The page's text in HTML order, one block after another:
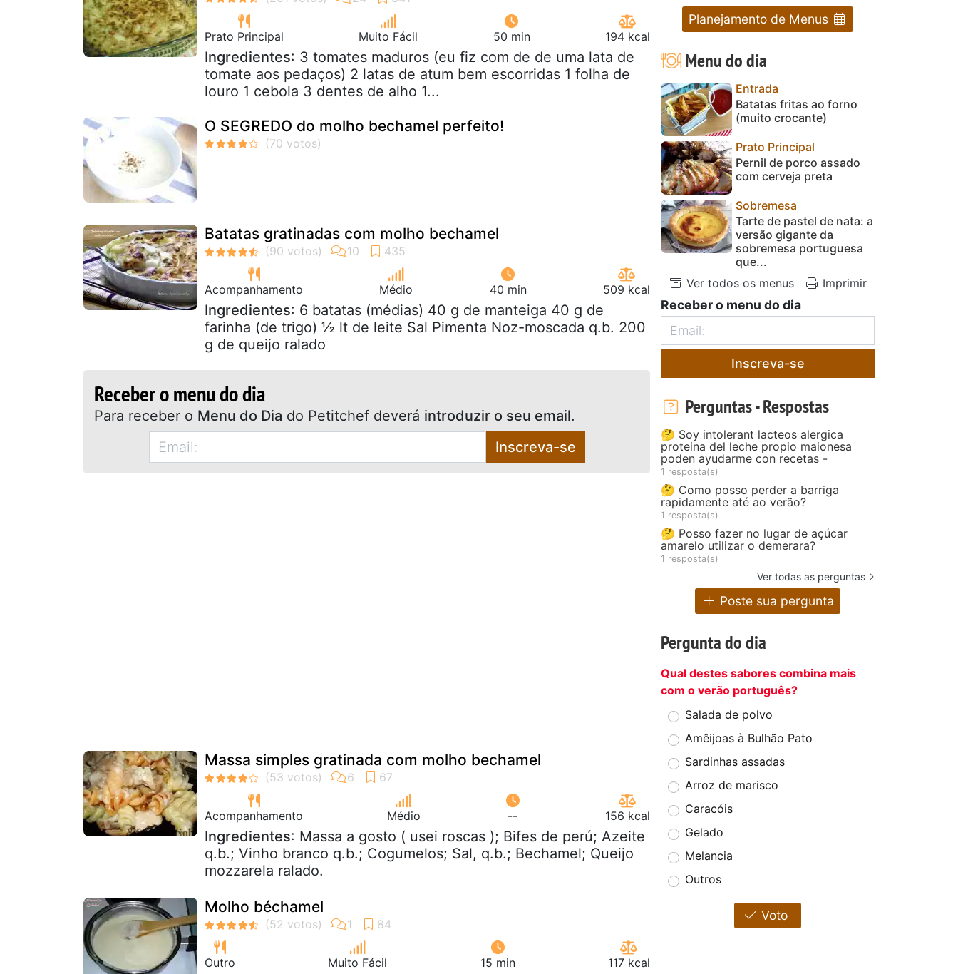
Prato Principal Muito Fácil 50 min 194 kcal
Ingredientes: 3 tomates maduros (eu fiz com de de uma lata de
tomate aos pedaços) 2 latas de atum bem escorridas 1 folha de
louro 1 cebola 3 dentes de alho 1...
O SEGREDO do molho bechamel perfeito!
Batatas gratinadas com molho bechamel
Acompanhamento Médio 40 min 509 kcal
Ingredientes: 6 batatas (médias) 40 g de manteiga 40 g de
farinha (de trigo) ½ lt de leite Sal Pimenta Noz-moscada q.b. 200
g de queijo ralado
Receber o menu do dia
Para receber o Menu do Dia do Petitchef deverá introduzir o seu email.
Inscreva-se
Massa simples gratinada com molho bechamel
Acompanhamento Médio -- 156 kcal
Ingredientes: Massa a gosto ( usei roscas ); Bifes de perú; Azeite
q.b.; Vinho branco q.b.; Cogumelos; Sal, q.b.; Bechamel; Queijo
mozzarela ralado.
Molho béchamel
Outro Muito Fácil 15 min 117 kcal
Planejamento de Menus
Menu do dia
Entrada
Batatas fritas ao forno
(muito crocante)
Prato Principal
Pernil de porco assado
com cerveja preta
Sobremesa
Tarte de pastel de nata: a
versão gigante da
sobremesa portuguesa
que...
Ver todos os menus
Imprimir
Receber o menu do dia
Inscreva-se
Perguntas - Respostas
🤔 Soy intolerant lacteos alergica
proteina del leche propio maionesa
poden ayudarme con recetas -
1 resposta(s)
🤔 Como posso perder a barriga
rapidamente até ao verão?
1 resposta(s)
🤔 Posso fazer no lugar de açúcar
amarelo utilizar o demerara?
1 resposta(s)
Ver todas as perguntas
Poste sua pergunta
Pergunta do dia
Qual destes sabores combina mais
com o verão português?
Salada de polvo
Amêijoas à Bulhão Pato
Sardinhas assadas
Arroz de marisco
Caracóis
Gelado
Melancia
Outros
Voto